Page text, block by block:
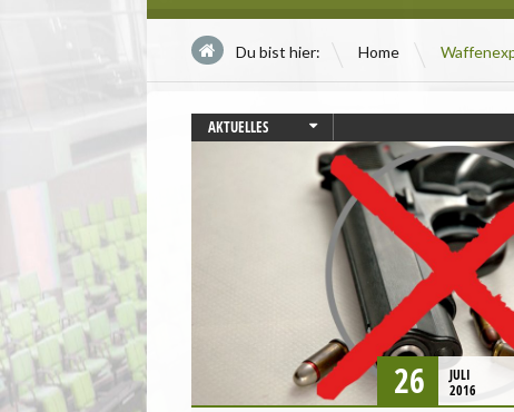
Du bist hier: Home \
AKTUELLES
PRESSEMITTEILUNG
26
JULI
2016